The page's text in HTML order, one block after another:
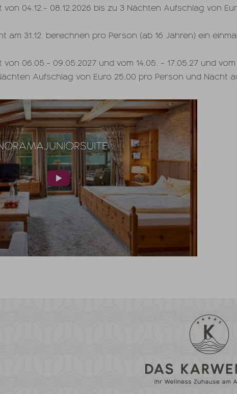
von 04.12.- 08.12.2026 bis zu 3 Nächten Aufschlag von
am 31.12. berechnen pro Person (ab 16 Jahren) ein
06.05.- 09.05.2027 und vom 14.05. - 17.05.27 und
Aufschlag von Euro 25,00 pro Person und Nacht